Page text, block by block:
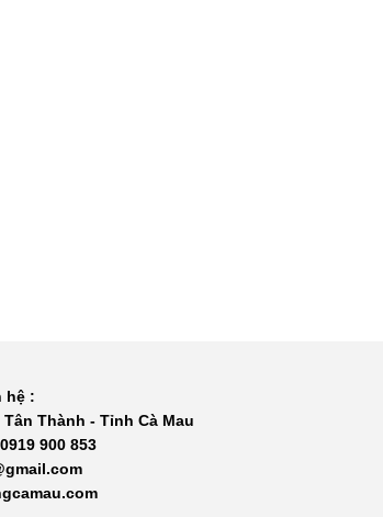
hệ :
Thành - Tỉnh Cà Mau
900 853